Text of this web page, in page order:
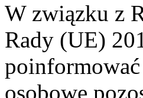
W związku z
Rady (UE)
poinformować
osobowe